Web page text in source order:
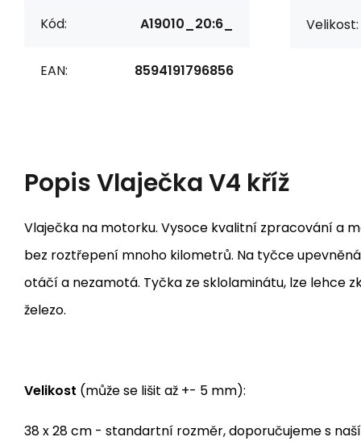
Kód: A19010_20:6_
EAN: 8594191796856
Velikost:
PopisVlaječka V4 kříž
Vlaječka na motorku. Vysoce kvalitní zpracování a
bez roztřepení mnoho kilometrů. Na tyčce
otáčí a nezamotá. Tyčka ze sklolaminátu, lze lehce
železo.
Velikost (může se lišit až +- 5 mm):
38 x 28 cm - standartní rozměr, doporučujeme s